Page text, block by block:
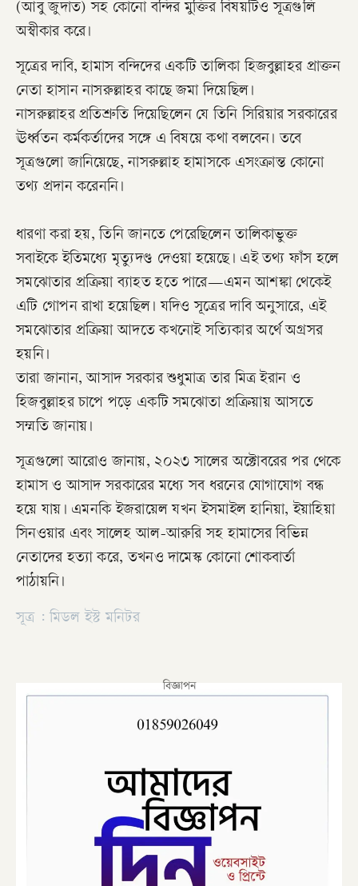
(আবু জুদাত) সহ কোনো বন্দির মুক্তির বিষয়টিও সূত্রগুলি
অস্বীকার করে।
সূত্রের দাবি‌, হামাস বন্দিদের একটি তালিকা হিজবুল্লাহর প্রাক্তন
নেতা হাসান নাসরুল্লাহর কাছে জমা দিয়েছিল।
নাসরুল্লাহর প্রতিশ্রুতি দিয়েছিলেন যে তিনি সিরিয়ার সরকারের
ঊর্ধ্বতন কর্মকর্তাদের সঙ্গে এ বিষয়ে কথা বলবেন। তবে
সূত্রগুলো জানিয়েছে, নাসরুল্লাহ হামাসকে এসংক্রান্ত কোনো
তথ্য প্রদান করেননি।
ধারণা করা হয়, তিনি জানতে পেরেছিলেন তালিকাভুক্ত
সবাইকে ইতিমধ্যে মৃত্যুদণ্ড দেওয়া হয়েছে। এই তথ্য ফাঁস হলে
সমঝোতার প্রক্রিয়া ব্যাহত হতে পারে—এমন আশঙ্কা থেকেই
এটি গোপন রাখা হয়েছিল। যদিও সূত্রের দাবি অনুসারে, এই
সমঝোতার প্রক্রিয়া আদতে কখনোই সত্যিকার অর্থে অগ্রসর
হয়নি।
তারা জানান, আসাদ সরকার শুধুমাত্র তার মিত্র ইরান ও
হিজবুল্লাহর চাপে পড়ে একটি সমঝোতা প্রক্রিয়ায় আসতে
সম্মতি জানায়।
সূত্রগুলো আরোও জানায়, ২০২৩ সালের অক্টোবরের পর থেকে
হামাস ও আসাদ সরকারের মধ্যে সব ধরনের যোগাযোগ বন্ধ
হয়ে যায়। এমনকি ইজরায়েল যখন ইসমাইল হানিয়া, ইয়াহিয়া
সিনওয়ার এবং সালেহ আল-আরুরি সহ হামাসের বিভিন্ন
নেতাদের হত্যা করে, তখনও দামেস্ক কোনো শোকবার্তা
পাঠায়নি।
সূত্র : মিডল ইস্ট মনিটর
বিজ্ঞাপন